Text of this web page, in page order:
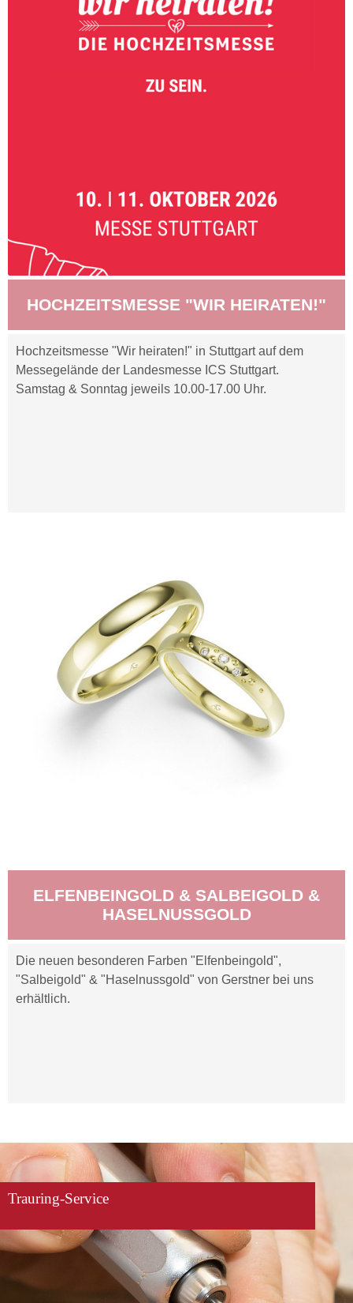
HOCHZEITSMESSE "WIR HEIRATEN!"
Hochzeitsmesse "Wir heiraten!" in Stuttgart auf dem
Messegelände der Landesmesse ICS Stuttgart.
Samstag & Sonntag jeweils 10.00-17.00 Uhr.
ELFENBEINGOLD & SALBEIGOLD &
HASELNUSSGOLD
Die neuen besonderen Farben "Elfenbeingold",
"Salbeigold" & "Haselnussgold" von Gerstner bei uns
erhältlich.
Trauring-Service